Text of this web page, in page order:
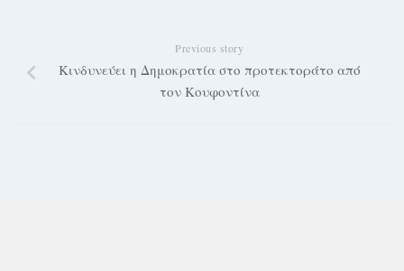
Previous story
Κινδυνεύει η Δημοκρατία στο προτεκτοράτο από
τον Κουφοντίνα